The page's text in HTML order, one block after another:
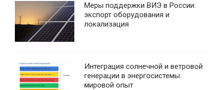
Меры поддержки ВИЭ в России:
экспорт оборудования и
локализация
Интеграция солнечной и ветровой
генерации в энергосистемы:
мировой опыт